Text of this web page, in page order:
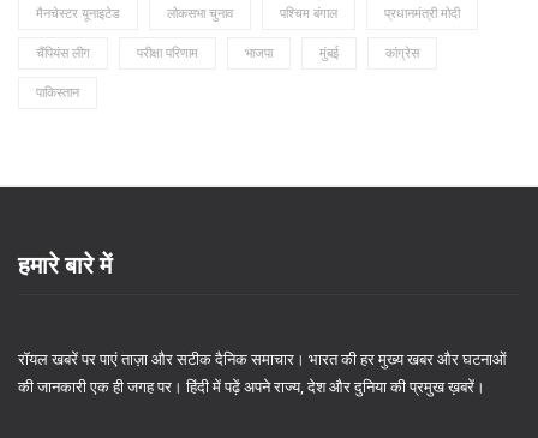
मैनचेस्टर यूनाइटेड लोकसभा चुनाव पश्चिम बंगाल प्रधानमंत्री मोदी
चैंपियंस लीग परीक्षा परिणाम भाजपा मुंबई कांग्रेस
पाकिस्तान
हमारे बारे में
रॉयल खबरें पर पाएं ताज़ा और सटीक दैनिक समाचार। भारत की हर मुख्य खबर और घटनाओं
की जानकारी एक ही जगह पर। हिंदी में पढ़ें अपने राज्य, देश और दुनिया की प्रमुख ख़बरें।